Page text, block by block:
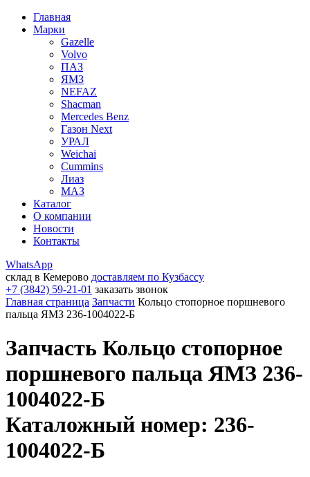
Главная
Марки
Gazelle
Volvo
ПАЗ
ЯМЗ
NEFAZ
Shacman
Mercedes Benz
Газон Next
УРАЛ
Weichai
Cummins
Лиаз
МАЗ
Каталог
О компании
Новости
Контакты
WhatsApp
склад в Кемерово доставляем по Кузбассу
+7 (3842) 59-21-01 заказать звонок
Главная страница Запчасти Кольцо стопорное поршневого
пальца ЯМЗ 236-1004022-Б
Запчасть Кольцо стопорное
поршневого пальца ЯМЗ 236-
1004022-Б
Каталожный номер: 236-
1004022-Б